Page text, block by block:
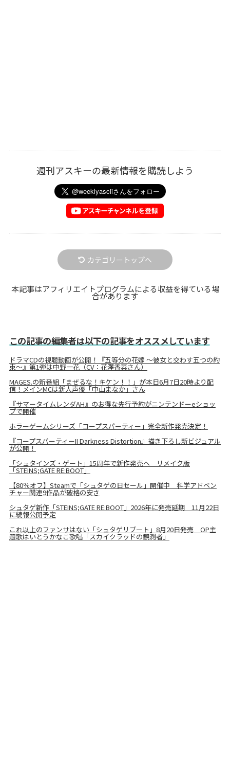
週刊アスキーの最新情報を購読しよう
カテゴリートップへ
本記事はアフィリエイトプログラムによる収益を得ている場
合があります
この記事の編集者は以下の記事をオススメしています
ドラマCDの視聴動画が公開！『五等分の花嫁 ～彼女と交わす五つの約
束～』第1弾は中野一花（CV：花澤香菜さん）
MAGES.の新番組「まぜるな！キケン！！」が本日6月7日20時より配
信！メインMCは新人声優「中山まなか」さん
『サマータイムレンダAH』のお得な先行予約がニンテンドーeショッ
プで開催
ホラーゲームシリーズ「コープスパーティー」完全新作発売決定！
『コープスパーティーII Darkness Distortion』描き下ろし新ビジュアル
が公開！
「シュタインズ・ゲート」15周年で新作発売へ リメイク版
「STEINS;GATE RE:BOOT」
【80％オフ】Steamで「シュタゲの日セール」開催中 科学アドベン
チャー関連9作品が破格の安さ
シュタゲ新作「STEINS;GATE RE:BOOT」2026年に発売延期 11月22日
に続報公開予定
これ以上のファンサはない「シュタゲリブート」8月20日発売 OP主
題歌はいとうかなこ歌唱「スカイクラッドの観測者」